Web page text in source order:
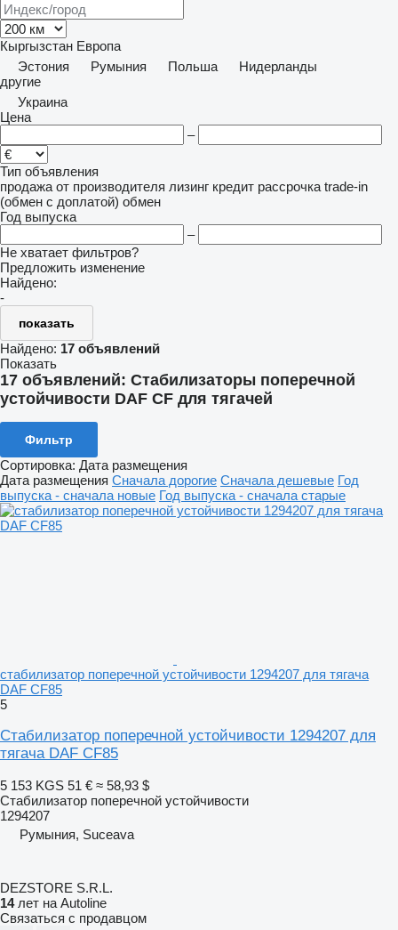
Кыргызстан Европа
Эстония
Румыния Польша
Нидерланды
другие
Украина
Цена
–
Тип объявления
продажа от производителя лизинг кредит рассрочка trade-in
(обмен с доплатой) обмен
Год выпуска
–
Не хватает фильтров?
Предложить изменение
Найдено:
-
показать
Найдено: 17 объявлений
Показать
17 объявлений: Стабилизаторы поперечной
устойчивости DAF CF для тягачей
Фильтр
Сортировка: Дата размещения
Дата размещения Сначала дорогие Сначала дешевые Год
выпуска - сначала новые Год выпуска - сначала старые
стабилизатор поперечной устойчивости 1294207 для тягача
DAF CF85
5
Стабилизатор поперечной устойчивости 1294207 для
тягача DAF CF85
5 153 KGS 51 € ≈ 58,93 $
Стабилизатор поперечной устойчивости
1294207
Румыния, Suceava
DEZSTORE S.R.L.
14лет на Autoline
Связаться с продавцом